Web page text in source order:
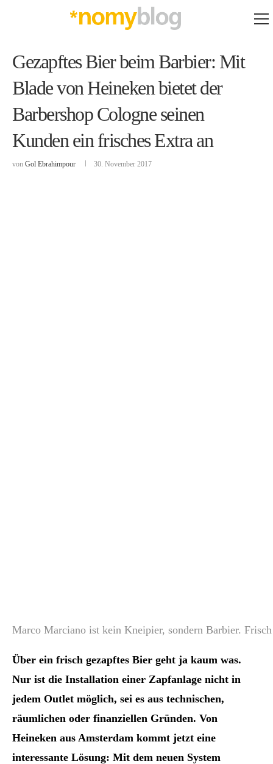
Gezapftes Bier beim Barbier: Mit
Blade von Heineken bietet der
Barbershop Cologne seinen
Kunden ein frisches Extra an
von Gol Ebrahimpour 30. November 2017
Marco Marciano ist kein Kneipier, sondern Barbier.
Über ein frisch gezapftes Bier geht ja kaum was.
Nur ist die Installation einer Zapfanlage nicht in
jedem Outlet möglich, sei es aus technischen,
räumlichen oder finanziellen Gründen. Von
Heineken aus Amsterdam kommt jetzt eine
interessante Lösung: Mit dem neuen System